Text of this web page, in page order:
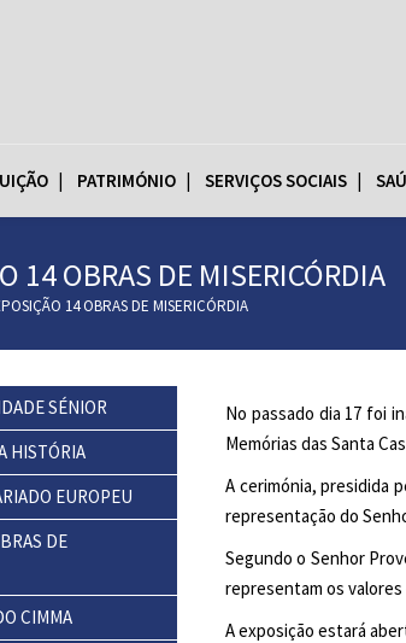
PATRIMÓNIO SERVIÇOS SOCIAIS
14 OBRAS DE MISERICÓRDIA
14 OBRAS DE MISERICÓRDIA
SÉNIOR
HISTÓRIA
EUROPEU
DE
CIMMA
No passado dia 17 foi
Memórias das Santa
A cerimónia, presidida
representação do
Segundo o Senhor
representam os valores
A exposição estará